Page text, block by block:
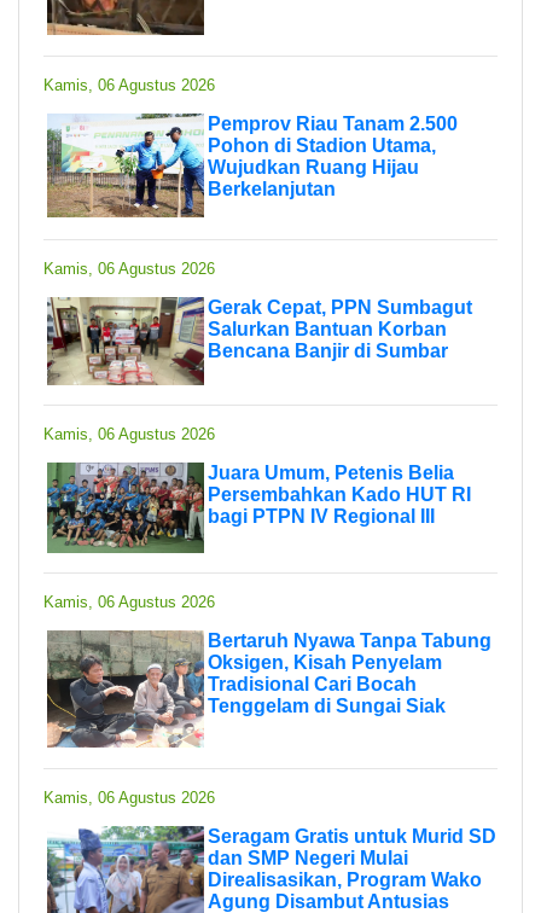
Kamis, 06 Agustus 2026
Pemprov Riau Tanam 2.500
Pohon di Stadion Utama,
Wujudkan Ruang Hijau
Berkelanjutan
Kamis, 06 Agustus 2026
Gerak Cepat, PPN Sumbagut
Salurkan Bantuan Korban
Bencana Banjir di Sumbar
Kamis, 06 Agustus 2026
Juara Umum, Petenis Belia
Persembahkan Kado HUT RI
bagi PTPN IV Regional III
Kamis, 06 Agustus 2026
Bertaruh Nyawa Tanpa Tabung
Oksigen, Kisah Penyelam
Tradisional Cari Bocah
Tenggelam di Sungai Siak
Kamis, 06 Agustus 2026
Seragam Gratis untuk Murid SD
dan SMP Negeri Mulai
Direalisasikan, Program Wako
Agung Disambut Antusias